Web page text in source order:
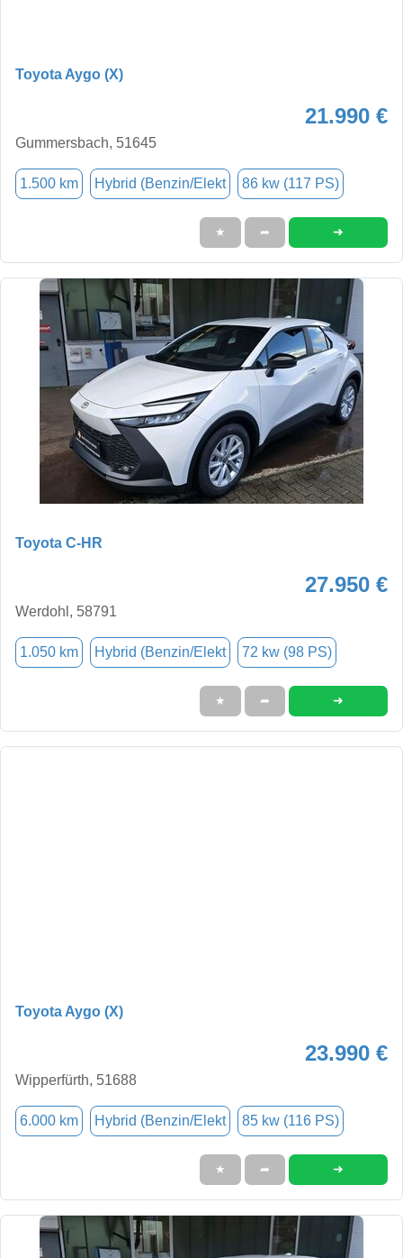
Toyota Aygo (X)
21.990 €
Gummersbach, 51645
1.500 km Hybrid (Benzin/Elekt 86 kw (117 PS)
★ ➦ ➜
Toyota C-HR
27.950 €
Werdohl, 58791
1.050 km Hybrid (Benzin/Elekt 72 kw (98 PS)
★ ➦ ➜
Toyota Aygo (X)
23.990 €
Wipperfürth, 51688
6.000 km Hybrid (Benzin/Elekt 85 kw (116 PS)
★ ➦ ➜